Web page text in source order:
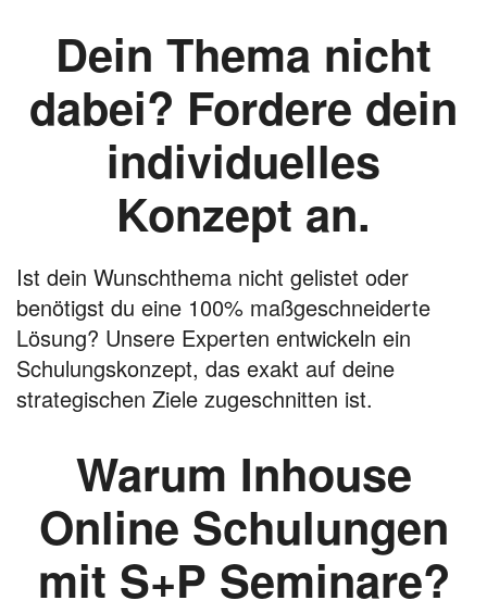
Dein Thema nicht
dabei? Fordere dein
individuelles
Konzept an.
Ist dein Wunschthema nicht gelistet oder
benötigst du eine 100% maßgeschneiderte
Lösung? Unsere Experten entwickeln ein
Schulungskonzept, das exakt auf deine
strategischen Ziele zugeschnitten ist.
Warum Inhouse
Online Schulungen
mit S+P Seminare?